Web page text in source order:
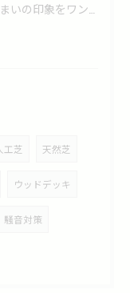
工芝 天然芝
ウッドデッキ
騒音対策